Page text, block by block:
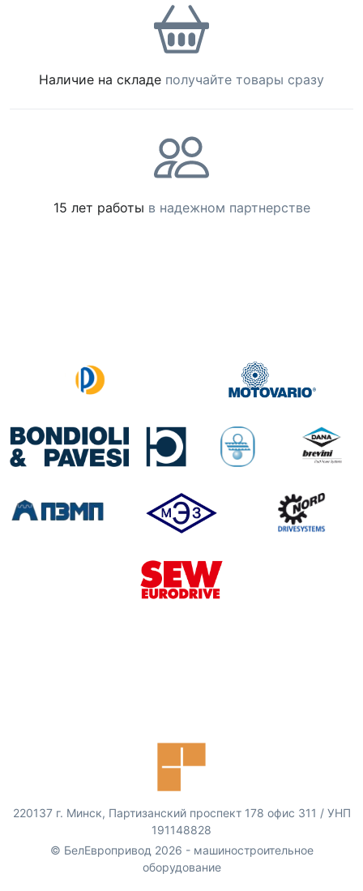
Наличие на складе получайте товары сразу
15 лет работы в надежном партнерстве
220137 г. Минск, Партизанский проспект 178 офис 311 / УНП
191148828
© БелЕвропривод 2026 - машиностроительное
оборудование